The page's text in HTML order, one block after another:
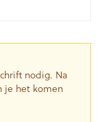
nodig. Na
je het komen